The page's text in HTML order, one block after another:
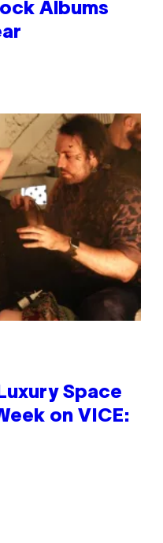
Albums
Space
on VICE: